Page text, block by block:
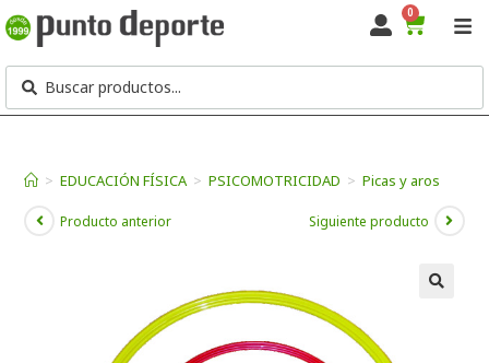
0
> EDUCACIÓN FÍSICA > PSICOMOTRICIDAD > Picas y aros
Producto anterior Siguiente producto